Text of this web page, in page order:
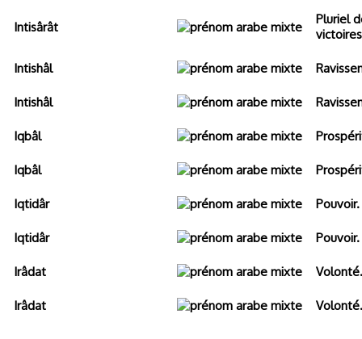
Intisârât
Pluriel
Intishâl
Intishâl
Iqbâl
Iqbâl
Iqtidâr
Iqtidâr
Irâdat Volonté.
Irâdat Volonté.